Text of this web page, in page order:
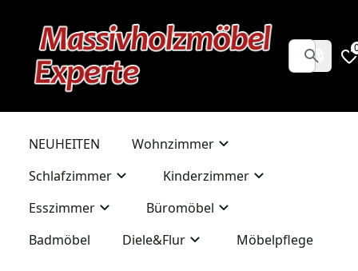
NEUHEITEN
Wohnzimmer
Schlafzimmer
Kinderzimmer
Esszimmer
Büromöbel
Badmöbel
Diele&Flur Möbelpflege